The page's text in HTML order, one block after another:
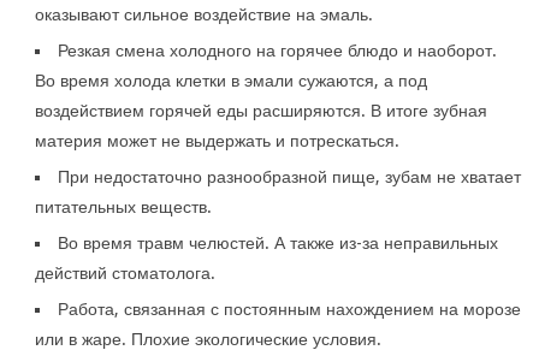
оказывают сильное воздействие на эмаль.
Резкая смена холодного на горячее блюдо и наоборот.
Во время холода клетки в эмали сужаются, а под
воздействием горячей еды расширяются. В итоге зубная
материя может не выдержать и потрескаться.
При недостаточно разнообразной пище, зубам не хватает
питательных веществ.
Во время травм челюстей. А также из-за неправильных
действий стоматолога.
Работа, связанная с постоянным нахождением на морозе
или в жаре. Плохие экологические условия.